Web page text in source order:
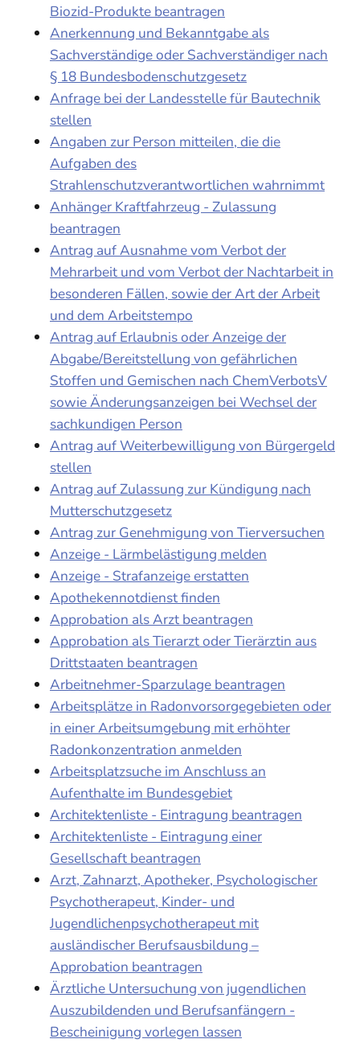
Biozid-Produkte beantragen
Anerkennung und Bekanntgabe als
Sachverständige oder Sachverständiger nach
§ 18 Bundesbodenschutzgesetz
Anfrage bei der Landesstelle für Bautechnik
stellen
Angaben zur Person mitteilen, die die
Aufgaben des
Strahlenschutzverantwortlichen wahrnimmt
Anhänger Kraftfahrzeug - Zulassung
beantragen
Antrag auf Ausnahme vom Verbot der
Mehrarbeit und vom Verbot der Nachtarbeit in
besonderen Fällen, sowie der Art der Arbeit
und dem Arbeitstempo
Antrag auf Erlaubnis oder Anzeige der
Abgabe/Bereitstellung von gefährlichen
Stoffen und Gemischen nach ChemVerbotsV
sowie Änderungsanzeigen bei Wechsel der
sachkundigen Person
Antrag auf Weiterbewilligung von Bürgergeld
stellen
Antrag auf Zulassung zur Kündigung nach
Mutterschutzgesetz
Antrag zur Genehmigung von Tierversuchen
Anzeige - Lärmbelästigung melden
Anzeige - Strafanzeige erstatten
Apothekennotdienst finden
Approbation als Arzt beantragen
Approbation als Tierarzt oder Tierärztin aus
Drittstaaten beantragen
Arbeitnehmer-Sparzulage beantragen
Arbeitsplätze in Radonvorsorgegebieten oder
in einer Arbeitsumgebung mit erhöhter
Radonkonzentration anmelden
Arbeitsplatzsuche im Anschluss an
Aufenthalte im Bundesgebiet
Architektenliste - Eintragung beantragen
Architektenliste - Eintragung einer
Gesellschaft beantragen
Arzt, Zahnarzt, Apotheker, Psychologischer
Psychotherapeut, Kinder- und
Jugendlichenpsychotherapeut mit
ausländischer Berufsausbildung –
Approbation beantragen
Ärztliche Untersuchung von jugendlichen
Auszubildenden und Berufsanfängern -
Bescheinigung vorlegen lassen